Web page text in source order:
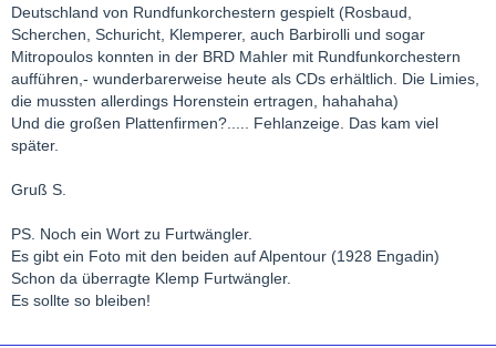
Deutschland von Rundfunkorchestern gespielt (Rosbaud,
Scherchen, Schuricht, Klemperer, auch Barbirolli und sogar
Mitropoulos konnten in der BRD Mahler mit Rundfunkorchestern
aufführen,- wunderbarerweise heute als CDs erhältlich. Die Limies,
die mussten allerdings Horenstein ertragen, hahahaha)
Und die großen Plattenfirmen?..... Fehlanzeige. Das kam viel
später.
Gruß S.
PS. Noch ein Wort zu Furtwängler.
Es gibt ein Foto mit den beiden auf Alpentour (1928 Engadin)
Schon da überragte Klemp Furtwängler.
Es sollte so bleiben!